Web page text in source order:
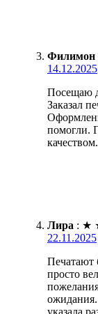
Филимон
14.12.2025
Посещаю
Заказал
помогли.
качеством.
Лира : ★
22.11.2025
Печатают
просто
ожидания.
указала